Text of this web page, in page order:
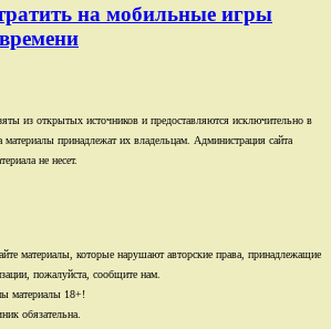
на мобильные игры
из открытых источников и предоставляются исключительно в
принадлежат их владельцам. Администрация сайта
не несет.
материалы, которые нарушают авторские права, принадлежащие
пожалуйста, сообщите нам.
материалы 18+!
обязательна.